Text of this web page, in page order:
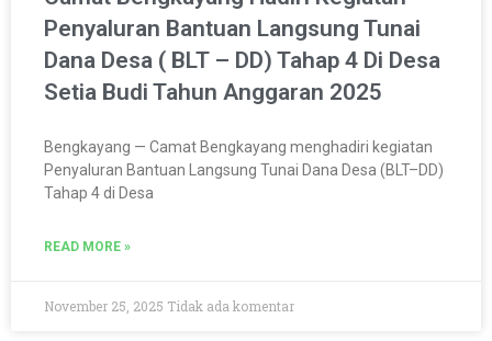
Penyaluran Bantuan Langsung Tunai
Dana Desa ( BLT – DD) Tahap 4 Di Desa
Setia Budi Tahun Anggaran 2025
Bengkayang — Camat Bengkayang menghadiri kegiatan
Penyaluran Bantuan Langsung Tunai Dana Desa (BLT–DD)
Tahap 4 di Desa
READ MORE »
November 25, 2025 Tidak ada komentar